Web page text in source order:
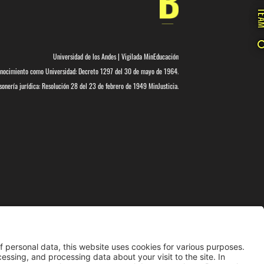
Universidad de los Andes | Vigilada MinEducación
como Universidad: Decreto 1297 del 30 de mayo de 1964.
jurídica: Resolución 28 del 23 de febrero de 1949 MinJusticia.